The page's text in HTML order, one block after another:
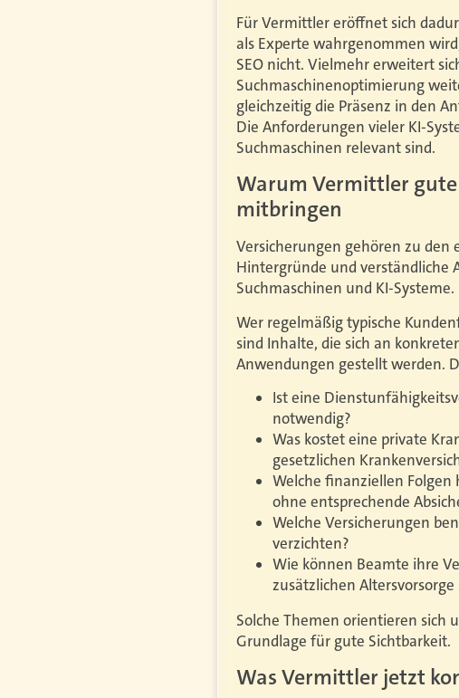
Für Vermittler eröffnet sich
als Experte wahrgenommen
SEO nicht. Vielmehr erweitert
Suchmaschinenoptimierung
gleichzeitig die Präsenz in den
Die Anforderungen vieler KI-
Suchmaschinen relevant sind.
Warum Vermittler
mitbringen
Versicherungen gehören zu
Hintergründe und verständliche
Suchmaschinen und KI-Systeme.
Wer regelmäßig typische
sind Inhalte, die sich an
Anwendungen gestellt werden.
Ist eine
notwendig?
Was kostet eine private
gesetzlichen
Welche finanziellen
ohne entsprechende
Welche Versicherungen
verzichten?
Wie können Beamte ihre
zusätzlichen Altersvorsorge
Solche Themen orientieren sich
Grundlage für gute Sichtbarkeit.
Was Vermittler jetzt